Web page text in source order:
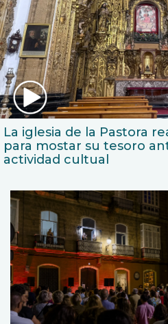
La iglesia de la Pastora
para mostar su tesoro
actividad cultual